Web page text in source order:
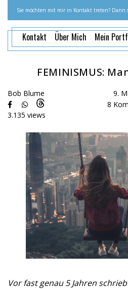
Sie möchten mit mir in Kontakt treten? Dann
Kontakt Über Mich Mein
FEMINISMUS:
Bob Blume
9.
8
3.135 views
Vor fast genau 5 Jahren